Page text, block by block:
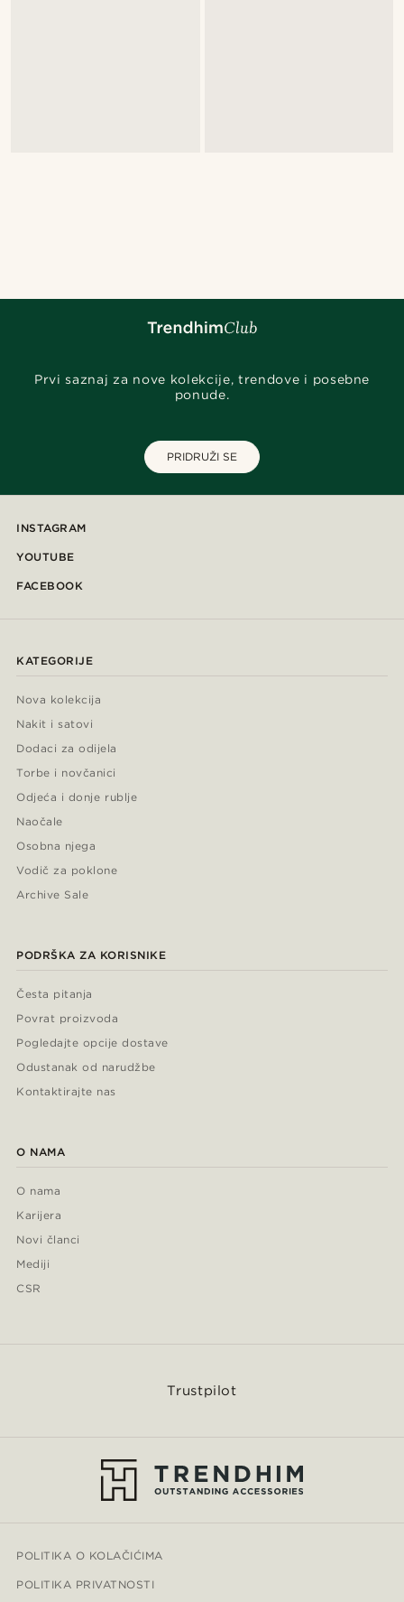
Prvi saznaj za nove kolekcije, trendove i posebne
ponude.
PRIDRUŽI SE
INSTAGRAM
YOUTUBE
FACEBOOK
KATEGORIJE
Nova kolekcija
Nakit i satovi
Dodaci za odijela
Torbe i novčanici
Odjeća i donje rublje
Naočale
Osobna njega
Vodič za poklone
Archive Sale
PODRŠKA ZA KORISNIKE
Česta pitanja
Povrat proizvoda
Pogledajte opcije dostave
Odustanak od narudžbe
Kontaktirajte nas
O NAMA
O nama
Karijera
Novi članci
Mediji
CSR
Trustpilot
POLITIKA O KOLAČIĆIMA
POLITIKA PRIVATNOSTI